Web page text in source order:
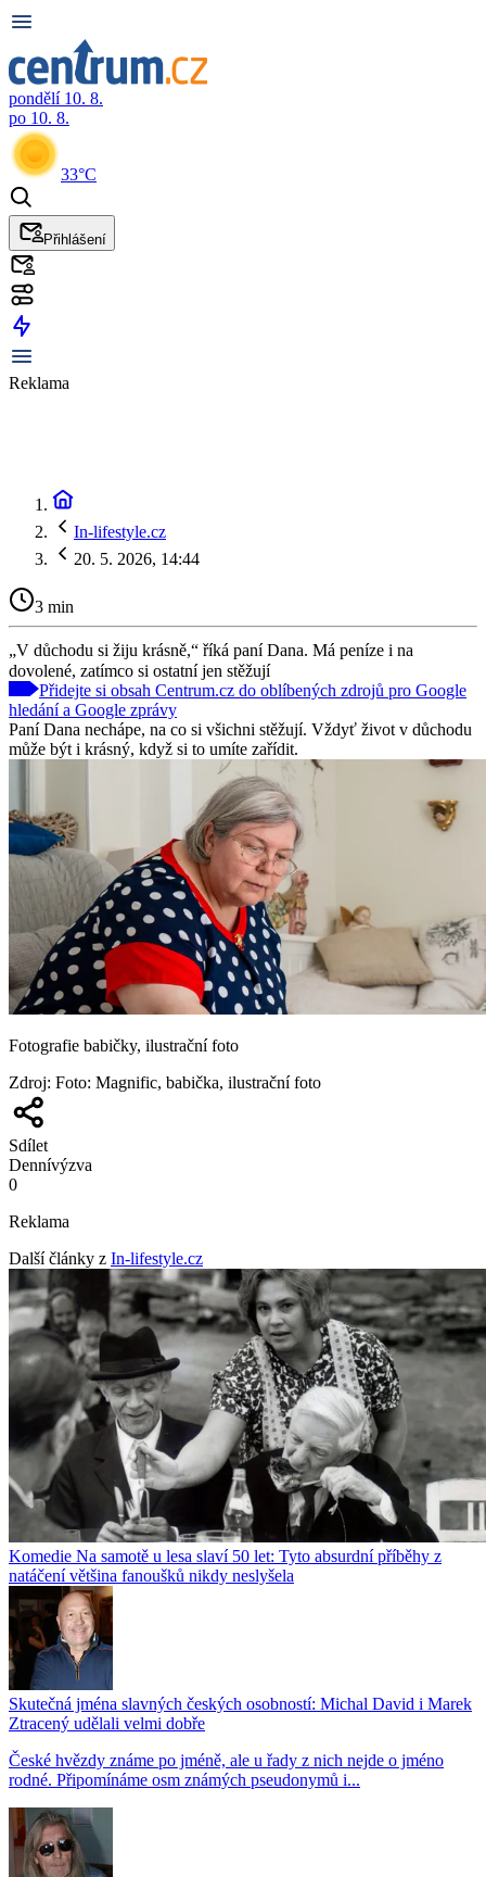
pondělí 10. 8.
po 10. 8.
33°C
Přihlášení
Reklama
In-lifestyle.cz
20. 5. 2026, 14:44
3 min
„V důchodu si žiju krásně,“ říká paní Dana. Má peníze i na
dovolené, zatímco si ostatní jen stěžují
Přidejte si obsah Centrum.cz do oblíbených zdrojů pro Google
hledání a Google zprávy
Paní Dana nechápe, na co si všichni stěžují. Vždyť život v důchodu
může být i krásný, když si to umíte zařídit.
Fotografie babičky, ilustrační foto
Zdroj: Foto: Magnific, babička, ilustrační foto
Sdílet
Dennívýzva
0
Reklama
Další články z In-lifestyle.cz
Komedie Na samotě u lesa slaví 50 let: Tyto absurdní příběhy z
natáčení většina fanoušků nikdy neslyšela
Skutečná jména slavných českých osobností: Michal David i Marek
Ztracený udělali velmi dobře
České hvězdy známe po jméně, ale u řady z nich nejde o jméno
rodné. Připomínáme osm známých pseudonymů i...